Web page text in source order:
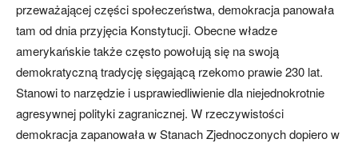
przeważającej części społeczeństwa, demokracja panowała
tam od dnia przyjęcia Konstytucji. Obecne władze
amerykańskie także często powołują się na swoją
demokratyczną tradycję sięgającą rzekomo prawie 230 lat.
Stanowi to narzędzie i usprawiedliwienie dla niejednokrotnie
agresywnej polityki zagranicznej. W rzeczywistości
demokracja zapanowała w Stanach Zjednoczonych dopiero w